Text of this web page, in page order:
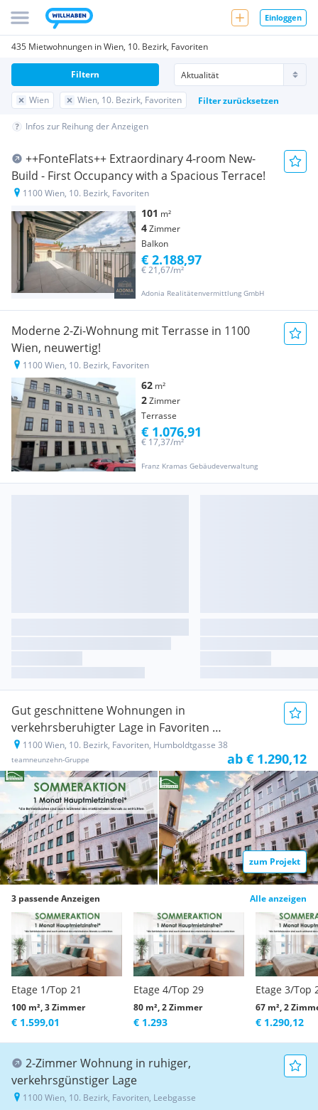
Einloggen
435 Mietwohnungen in Wien, 10. Bezirk, Favoriten
Wien Wien, 10. Bezirk, Favoriten Filter zurücksetzen
Filtern
Infos zur Reihung der Anzeigen
++FonteFlats++ Extraordinary 4-room New-
Build - First Occupancy with a Spacious Terrace!
1100 Wien, 10. Bezirk, Favoriten
101 m²
4Zimmer
Balkon
Adonia Realitätenvermittlung GmbH
€ 21,67/m²
€ 2.188,97
Moderne 2-Zi-Wohnung mit Terrasse in 1100
Wien, neuwertig!
1100 Wien, 10. Bezirk, Favoriten
62 m²
2Zimmer
Terrasse
Franz Kramas Gebäudeverwaltung
€ 17,37/m²
€ 1.076,91
Gut geschnittene Wohnungen in
verkehrsberuhigter Lage in Favoriten
Neubauprojekt
1100 Wien, 10. Bezirk, Favoriten, Humboldtgasse 38
teamneunzehn-Gruppe ab € 1.290,12
zum Projekt
3 passende Anzeigen Alle anzeigen
Etage 1/Top 21
100 m², 3 Zimmer
€ 1.599,01
Etage 4/Top 29
80 m², 2 Zimmer
€ 1.293
Etage 3/Top
67 m², 2
€ 1.290,12
2-Zimmer Wohnung in ruhiger,
verkehrsgünstiger Lage
1100 Wien, 10. Bezirk, Favoriten, Leebgasse